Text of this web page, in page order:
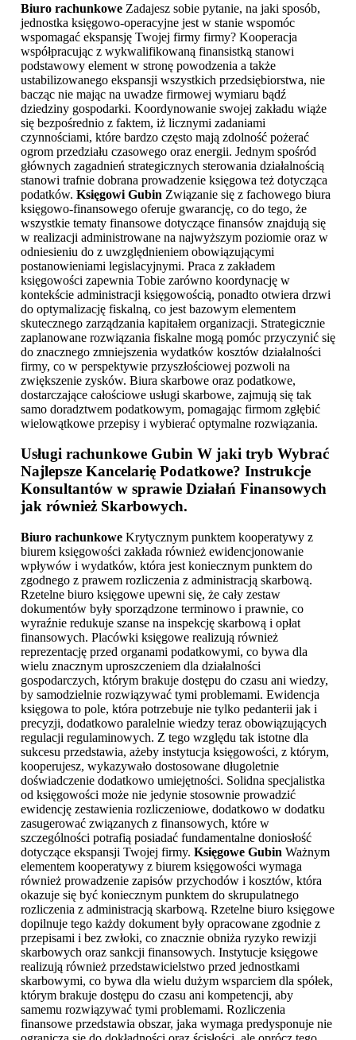
Biuro rachunkowe Zadajesz sobie pytanie, na jaki sposób,
jednostka księgowo-operacyjne jest w stanie wspomóc
wspomagać ekspansję Twojej firmy firmy? Kooperacja
współpracując z wykwalifikowaną finansistką stanowi
podstawowy element w stronę powodzenia a także
ustabilizowanego ekspansji wszystkich przedsiębiorstwa, nie
bacząc nie mając na uwadze firmowej wymiaru bądź
dziedziny gospodarki. Koordynowanie swojej zakładu wiąże
się bezpośrednio z faktem, iż licznymi zadaniami
czynnościami, które bardzo często mają zdolność pożerać
ogrom przedziału czasowego oraz energii. Jednym spośród
głównych zagadnień strategicznych sterowania działalnością
stanowi trafnie dobrana prowadzenie księgowa też dotycząca
podatków. Księgowi Gubin Związanie się z fachowego biura
księgowo-finansowego oferuje gwarancję, co do tego, że
wszystkie tematy finansowe dotyczące finansów znajdują się
w realizacji administrowane na najwyższym poziomie oraz w
odniesieniu do z uwzględnieniem obowiązującymi
postanowieniami legislacyjnymi. Praca z zakładem
księgowości zapewnia Tobie zarówno koordynację w
kontekście administracji księgowością, ponadto otwiera drzwi
do optymalizację fiskalną, co jest bazowym elementem
skutecznego zarządzania kapitałem organizacji. Strategicznie
zaplanowane rozwiązania fiskalne mogą pomóc przyczynić się
do znacznego zmniejszenia wydatków kosztów działalności
firmy, co w perspektywie przyszłościowej pozwoli na
zwiększenie zysków. Biura skarbowe oraz podatkowe,
dostarczające całościowe usługi skarbowe, zajmują się tak
samo doradztwem podatkowym, pomagając firmom zgłębić
wielowątkowe przepisy i wybierać optymalne rozwiązania.
Usługi rachunkowe Gubin W jaki tryb Wybrać
Najlepsze Kancelarię Podatkowe? Instrukcje
Konsultantów w sprawie Działań Finansowych
jak również Skarbowych.
Biuro rachunkowe Krytycznym punktem kooperatywy z
biurem księgowości zakłada również ewidencjonowanie
wpływów i wydatków, która jest koniecznym punktem do
zgodnego z prawem rozliczenia z administracją skarbową.
Rzetelne biuro księgowe upewni się, że cały zestaw
dokumentów były sporządzone terminowo i prawnie, co
wyraźnie redukuje szanse na inspekcję skarbową i opłat
finansowych. Placówki księgowe realizują również
reprezentację przed organami podatkowymi, co bywa dla
wielu znacznym uproszczeniem dla działalności
gospodarczych, którym brakuje dostępu do czasu ani wiedzy,
by samodzielnie rozwiązywać tymi problemami. Ewidencja
księgowa to pole, która potrzebuje nie tylko pedanterii jak i
precyzji, dodatkowo paralelnie wiedzy teraz obowiązujących
regulacji regulaminowych. Z tego względu tak istotne dla
sukcesu przedstawia, ażeby instytucja księgowości, z którym,
kooperujesz, wykazywało dostosowane długoletnie
doświadczenie dodatkowo umiejętności. Solidna specjalistka
od księgowości może nie jedynie stosownie prowadzić
ewidencję zestawienia rozliczeniowe, dodatkowo w dodatku
zasugerować związanych z finansowych, które w
szczególności potrafią posiadać fundamentalne doniosłość
dotyczące ekspansji Twojej firmy. Księgowe Gubin Ważnym
elementem kooperatywy z biurem księgowości wymaga
również prowadzenie zapisów przychodów i kosztów, która
okazuje się być koniecznym punktem do skrupulatnego
rozliczenia z administracją skarbową. Rzetelne biuro księgowe
dopilnuje tego każdy dokument były opracowane zgodnie z
przepisami i bez zwłoki, co znacznie obniża ryzyko rewizji
skarbowych oraz sankcji finansowych. Instytucje księgowe
realizują również przedstawicielstwo przed jednostkami
skarbowymi, co bywa dla wielu dużym wsparciem dla spółek,
którym brakuje dostępu do czasu ani kompetencji, aby
samemu rozwiązywać tymi problemami. Rozliczenia
finansowe przedstawia obszar, jaka wymaga predysponuje nie